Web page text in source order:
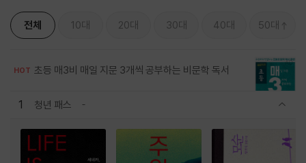
전체 10대 20대 30대 40대 50대
HOT 초등 매3비 매일 지문 3개씩 공부하는 비문학 독서
1 청년 패스